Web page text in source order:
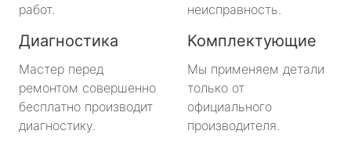
метро Нахимовский Проспект
метро Коломенская
работ.
неисправность.
Диагностика
Мастер перед
ремонтом совершенно
бесплатно производит
диагностику.
Комплектующие
Мы применяем детали
только от
официального
производителя.